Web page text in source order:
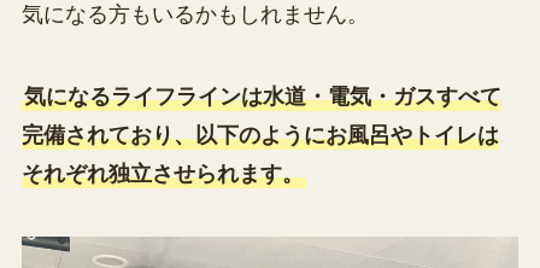
気になる方もいるかもしれません。
気になるライフラインは水道・電気・ガスすべて
完備されており、以下のようにお風呂やトイレは
それぞれ独立させられます。